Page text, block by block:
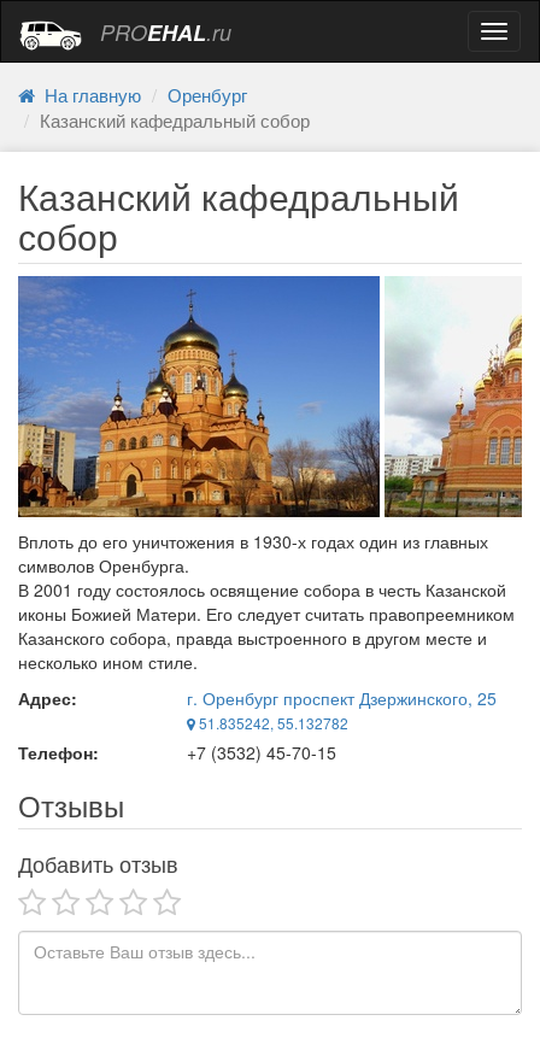
PROEHAL.ru
На главную
Оренбург
Казанский кафедральный собор
Казанский кафедральный
собор
Вплоть до его уничтожения в 1930-х годах один из главных
символов Оренбурга.
В 2001 году состоялось освящение собора в честь Казанской
иконы Божией Матери. Его следует считать правопреемником
Казанского собора, правда выстроенного в другом месте и
несколько ином стиле.
Адрес:
г. Оренбург проспект Дзержинского, 25
51.835242, 55.132782
Телефон: +7 (3532) 45-70-15
Отзывы
Добавить отзыв